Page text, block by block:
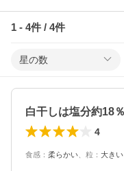
1 - 4件 / 4件
星の数
4
食感 ： 柔らかい 粒 ： 大きい